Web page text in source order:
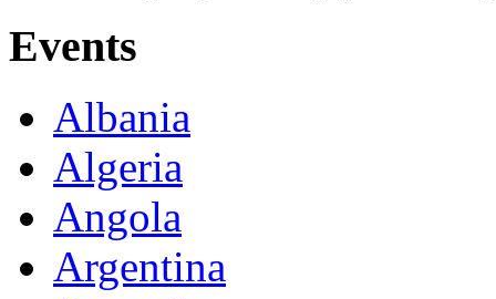
Events
Albania
Algeria
Angola
Argentina